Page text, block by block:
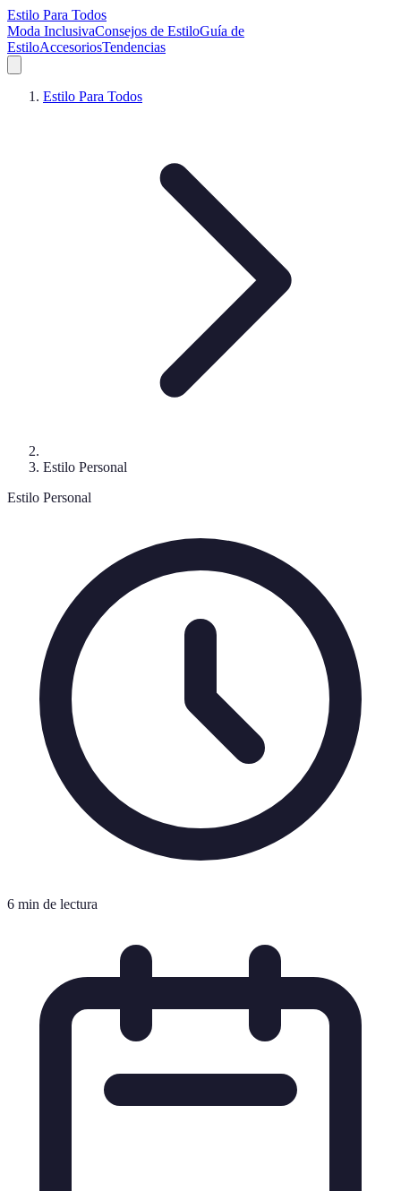
Estilo Para Todos
Moda InclusivaConsejos de EstiloGuía de
EstiloAccesoriosTendencias
Estilo Para Todos
Estilo Personal
Estilo Personal
6 min de lectura